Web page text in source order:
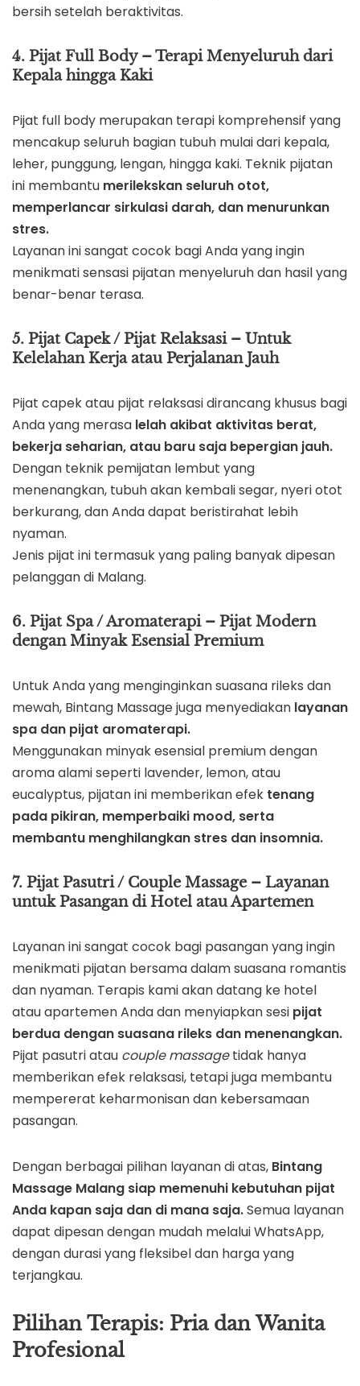
bersih setelah beraktivitas.
4. Pijat Full Body – Terapi Menyeluruh dari
Kepala hingga Kaki
Pijat full body merupakan terapi komprehensif yang
mencakup seluruh bagian tubuh mulai dari kepala,
leher, punggung, lengan, hingga kaki. Teknik pijatan
ini membantu merilekskan seluruh otot,
memperlancar sirkulasi darah, dan menurunkan
stres.
Layanan ini sangat cocok bagi Anda yang ingin
menikmati sensasi pijatan menyeluruh dan hasil yang
benar-benar terasa.
5. Pijat Capek / Pijat Relaksasi – Untuk
Kelelahan Kerja atau Perjalanan Jauh
Pijat capek atau pijat relaksasi dirancang khusus bagi
Anda yang merasa lelah akibat aktivitas berat,
bekerja seharian, atau baru saja bepergian jauh.
Dengan teknik pemijatan lembut yang
menenangkan, tubuh akan kembali segar, nyeri otot
berkurang, dan Anda dapat beristirahat lebih
nyaman.
Jenis pijat ini termasuk yang paling banyak dipesan
pelanggan di Malang.
6. Pijat Spa / Aromaterapi – Pijat Modern
dengan Minyak Esensial Premium
Untuk Anda yang menginginkan suasana rileks dan
mewah, Bintang Massage juga menyediakan layanan
spa dan pijat aromaterapi.
Menggunakan minyak esensial premium dengan
aroma alami seperti lavender, lemon, atau
eucalyptus, pijatan ini memberikan efek tenang
pada pikiran, memperbaiki mood, serta
membantu menghilangkan stres dan insomnia.
7. Pijat Pasutri / Couple Massage – Layanan
untuk Pasangan di Hotel atau Apartemen
Layanan ini sangat cocok bagi pasangan yang ingin
menikmati pijatan bersama dalam suasana romantis
dan nyaman. Terapis kami akan datang ke hotel
atau apartemen Anda dan menyiapkan sesi pijat
berdua dengan suasana rileks dan menenangkan.
Pijat pasutri atau couple massagetidak hanya
memberikan efek relaksasi, tetapi juga membantu
mempererat keharmonisan dan kebersamaan
pasangan.
Dengan berbagai pilihan layanan di atas, Bintang
Massage Malang siap memenuhi kebutuhan pijat
Anda kapan saja dan di mana saja.Semua layanan
dapat dipesan dengan mudah melalui WhatsApp,
dengan durasi yang fleksibel dan harga yang
terjangkau.
Pilihan Terapis: Pria dan Wanita
Profesional